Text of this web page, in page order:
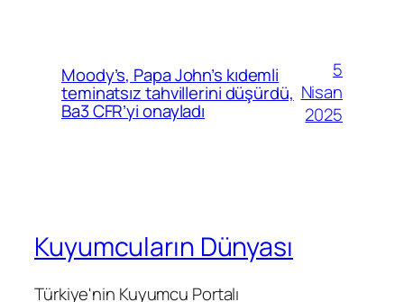
Moody’s, Papa John’s kıdemli
teminatsız tahvillerini düşürdü,
Ba3 CFR’yi onayladı
5
Nisan
2025
Kuyumcuların Dünyası
Türkiye'nin Kuyumcu Portalı